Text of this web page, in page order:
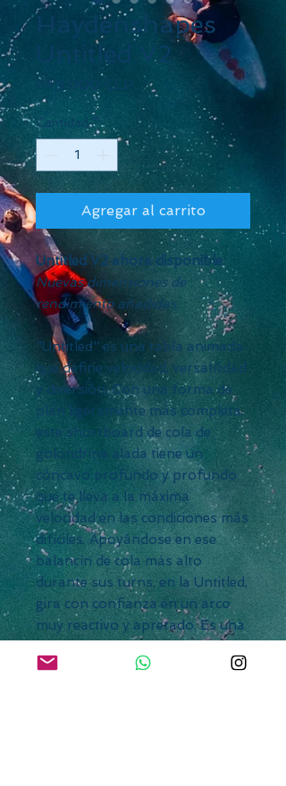
Haydenshapes
Untitled V2
849.000 CLP Precio
Cantidad *
Agregar al carrito
Untitled V2 ahora disponible.
Nuevas dimensiones de
rendimiento añadidas.
"Untitled" es una tabla animada
que define velocidad, versatilidad
y diversión. Con una forma de
plan ligeramente más completa,
este shortboard de cola de
golondrina alada tiene un
cóncavo profundo y profundo
que te lleva a la máxima
velocidad en las condiciones más
difíciles. Apoyándose en ese
balancín de cola más alto
durante sus turns, en la Untitled,
gira con confianza en un arco
muy reactivo y apretado. Es una
más plana y menos poderosa